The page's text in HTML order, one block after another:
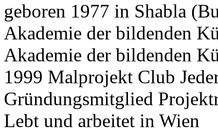
geboren 1977 in Shabla
Akademie der bildenden
Akademie der bildenden
1999 Malprojekt Club
Gründungsmitglied
Lebt und arbeitet in Wien